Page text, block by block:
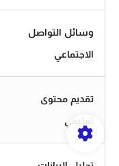
وسائل التواصل
الاجتماعي
تقديم محتوى
تعليمي